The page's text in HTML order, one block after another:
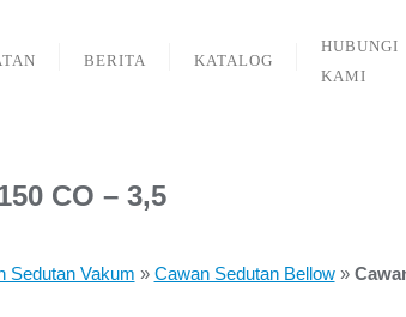
BERITA KATALOG
HUBUNGI
KAMI
CO – 3,5
Sedutan Vakum » Cawan Sedutan Bellow»